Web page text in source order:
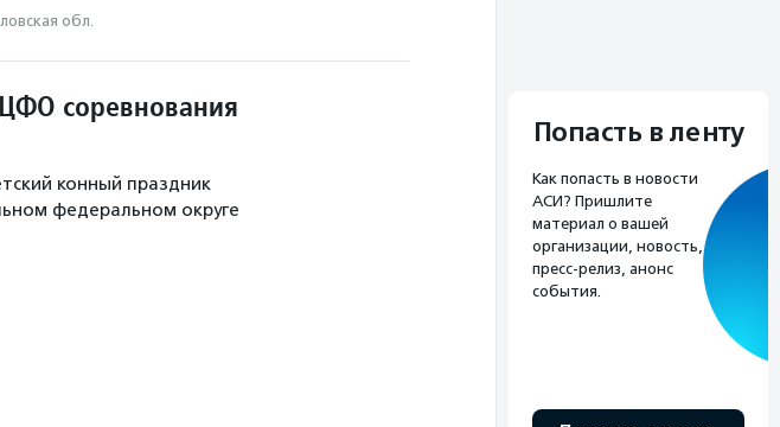
обл.
соревнования
конный праздник
федеральном округе
Попасть в ленту
Как попасть в новости
АСИ? Пришлите
материал о вашей
организации, новость,
пресс-релиз, анонс
события.